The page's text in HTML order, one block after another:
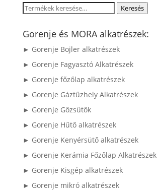
Keresés
következőre:
Keresés
Gorenje és MORA alkatrészek:
► Gorenje Bojler alkatrészek
► Gorenje Fagyasztó Alkatrészek
► Gorenje főzőlap alkatrészek
► Gorenje Gáztűzhely Alkatrészek
► Gorenje Gőzsütők
► Gorenje Hűtő alkatrészek
► Gorenje Kenyérsütő alkatrészek
► Gorenje Kerámia Főzőlap Alkatrészek
► Gorenje Kisgép alkatrészek
► Gorenje mikró alkatrészek